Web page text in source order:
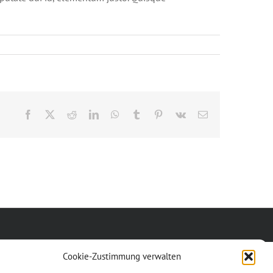
Cookie-Zustimmung verwalten
Facebook RedditLinkedInWhatsApp
Tumblr Pinterest
Vk
E-